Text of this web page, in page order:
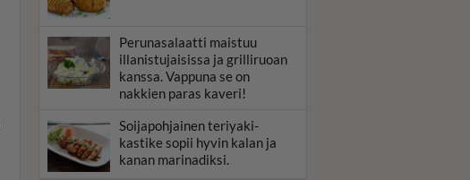
Perunasalaatti maistuu
illanistujaisissa ja grilliruoan
kanssa. Vappuna se on
nakkien paras kaveri!
Soijapohjainen teriyaki-
kastike sopii hyvin kalan ja
kanan marinadiksi.